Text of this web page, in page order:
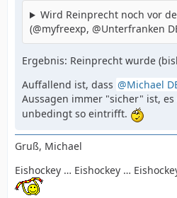
Wird Reinprecht noch vor
(@myfreexp, @Unterfranken
Ergebnis: Reinprecht wurde
Auffallend ist, dass
Michael
Aussagen immer "sicher" ist,
unbedingt so eintrifft.
Gruß, Michael
Eishockey … Eishockey …